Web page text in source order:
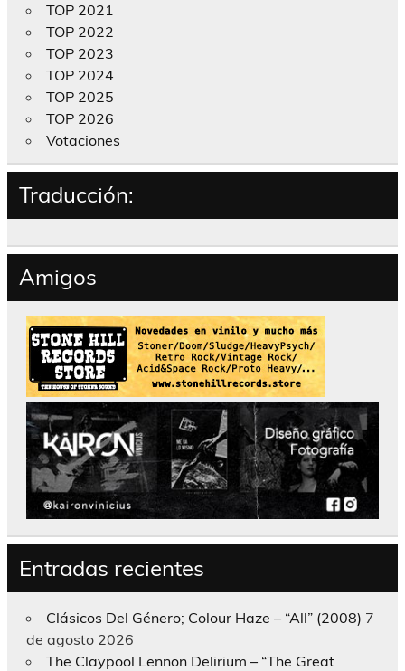
TOP 2021
TOP 2022
TOP 2023
TOP 2024
TOP 2025
TOP 2026
Votaciones
Traducción:
Amigos
Entradas recientes
Clásicos Del Género; Colour Haze – “All” (2008) 7
de agosto 2026
The Claypool Lennon Delirium – “The Great